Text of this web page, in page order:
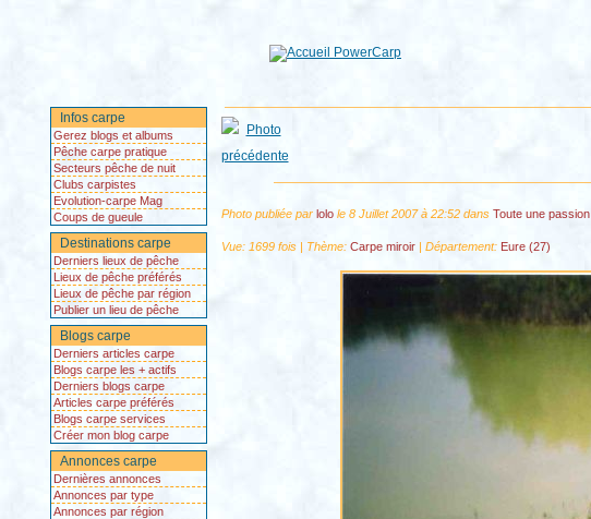
Infos carpe
Gerez blogs et albums
Pêche carpe pratique
Secteurs pêche de nuit
Clubs carpistes
Evolution-carpe Mag
Coups de gueule
Destinations carpe
Derniers lieux de pêche
Lieux de pêche préférés
Lieux de pêche par région
Publier un lieu de pêche
Blogs carpe
Derniers articles carpe
Blogs carpe les + actifs
Derniers blogs carpe
Articles carpe préférés
Blogs carpe services
Créer mon blog carpe
Annonces carpe
Dernières annonces
Annonces par type
Annonces par région
Photo publiée par lolole 8 Juillet 2007 à 22:52 dans Toute une passion
Vue: 1699 fois | Thème: Carpe miroir| Département: Eure (27)